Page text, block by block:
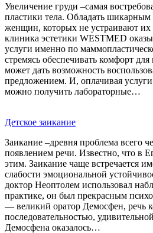
Увеличение груди –самая
пластики тела. Обладать
женщин, которых не устраивают
клиника эстетики WESTMED
услуги именно по
стремясь обеспечивать комфорт
может дать возможность
предложением. И, оплачивая
можно получить лабораторные…
Детское заикание
Заикание –древня проблема всего
появлением речи. Известно, что в
этим. Заикание чаще встречается
слабости эмоциональной
доктор Неоптолем использовал
практике, он был прекрасным
— великий оратор Демосфен, речь
последовательностью,
Демосфена оказалось…